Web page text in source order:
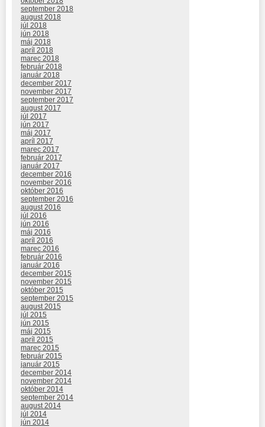
september 2018
august 2018
júl 2018
jún 2018
máj 2018
apríl 2018
marec 2018
február 2018
január 2018
december 2017
november 2017
september 2017
august 2017
júl 2017
jún 2017
máj 2017
apríl 2017
marec 2017
február 2017
január 2017
december 2016
november 2016
október 2016
september 2016
august 2016
júl 2016
jún 2016
máj 2016
apríl 2016
marec 2016
február 2016
január 2016
december 2015
november 2015
október 2015
september 2015
august 2015
júl 2015
jún 2015
máj 2015
apríl 2015
marec 2015
február 2015
január 2015
december 2014
november 2014
október 2014
september 2014
august 2014
júl 2014
jún 2014